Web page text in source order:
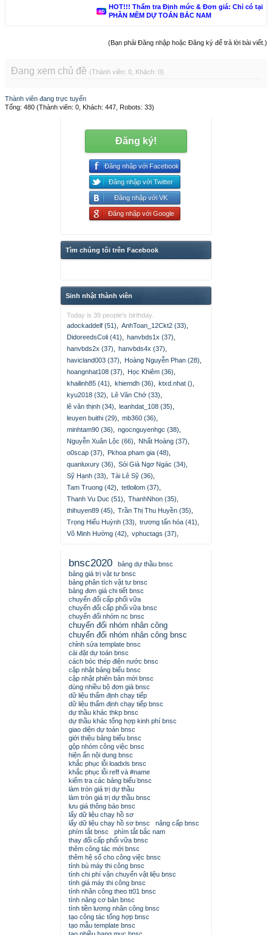
HOT!!! Thẩm tra Định mức & Đơn giá: Chỉ có tại
PHẦN MỀM DỰ TOÁN BẮC NAM
(Bạn phải Đăng nhập hoặc Đăng ký để trả lời bài viết.)
Đang xem chủ đề (Thành viên: 0, Khách: 0)
Thành viên đang trực tuyến
Tổng: 480 (Thành viên: 0, Khách: 447, Robots: 33)
Đăng ký!
Đăng nhập với Facebook
Đăng nhập với Twitter
Đăng nhập với VK
Đăng nhập với Google
Tìm chúng tôi trên Facebook
Sinh nhật thành viên
Today is 39 people's birthday.
adockaddelf (51)
AnhToan_12Ckt2 (33)
DidoreedsColi (41)
hanvbds1x (37)
hanvbds2x (37)
hanvbds4x (37)
havicland003 (37)
Hoàng Nguyễn Phan (28)
hoangnhat108 (37)
Học Khiêm (36)
khailinh85 (41)
khiemdh (36) ktxd.nhat ()
kyu2018 (32)
Lê Văn Chớ (33)
lê văn thịnh (34)
leanhdat_108 (35)
leuyen buithi (29)
mb360 (36)
minhtam90 (36)
ngocnguyenhgc (38)
Nguyễn Xuân Lộc (66)
Nhất Hoàng (37)
o0scap (37)
Pkhoa pham gia (48)
quanluxury (36)
Sói Già Ngơ Ngác (34)
Sỹ Hạnh (33)
Tài Lê Sỹ (36)
Tam Truong (42)
tetloilom (37)
Thanh Vu Duc (51)
ThanhNhon (35)
thihuyen89 (45)
Trần Thị Thu Huyền (35)
Trọng Hiếu Huỳnh (33)
trương tấn hóa (41)
Võ Minh Hường (42)
vphuctags (37)
bnsc2020
bảng dự thầu bnsc
bảng giá trị vật tư bnsc
bảng phân tích vật tư bnsc
bảng đơn giá chi tiết bnsc
chuyển đổi cấp phối vữa
chuyển đổi cấp phối vữa bnsc
chuyển đổi nhóm nc bnsc
chuyển đổi nhóm nhân công
chuyển đổi nhóm nhân công bnsc
chỉnh sửa template bnsc
cài đặt dự toán bnsc
cách bóc thép điện nước bnsc
cập nhật bảng biểu bnsc
cập nhật phiên bản mới bnsc
dùng nhiều bộ đơn giá bnsc
dữ liệu thẩm định chạy tiếp
dữ liệu thẩm định chạy tiếp bnsc
dự thầu khác thkp bnsc
dự thầu khác tổng hợp kinh phí bnsc
giao diện dự toán bnsc
giới thiệu bảng biểu bnsc
gộp nhóm công việc bnsc
hiện ẩn nội dung bnsc
khắc phục lỗi loadxls bnsc
khắc phục lỗi reff và #name
kiểm tra các bảng biểu bnsc
làm tròn giá trị dự thầu
làm tròn giá trị dự thầu bnsc
lưu giá thông báo bnsc
lấy dữ liệu chạy hồ sơ
lấy dữ liệu chạy hồ sơ bnsc
nâng cấp bnsc
phím tắt bnsc
phím tắt bắc nam
thay đổi cấp phối vữa bnsc
thêm công tác mới bnsc
thêm hệ số cho công việc bnsc
tính bù máy thi công bnsc
tính chi phí vận chuyển vật liệu bnsc
tính giá máy thi công bnsc
tính nhân công theo tt01 bnsc
tính năng cơ bản bnsc
tính tiền lương nhân công bnsc
tạo công tác tổng hợp bnsc
tạo mẫu template bnsc